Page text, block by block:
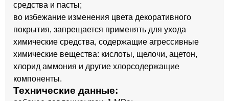
средства и пасты;
во избежание изменения цвета декоративного
покрытия, запрещается применять для ухода
химические средства, содержащие агрессивные
химические вещества: кислоты, щелочи, ацетон,
хлорид аммония и другие хлорсодержащие
компоненты.
Технические данные: